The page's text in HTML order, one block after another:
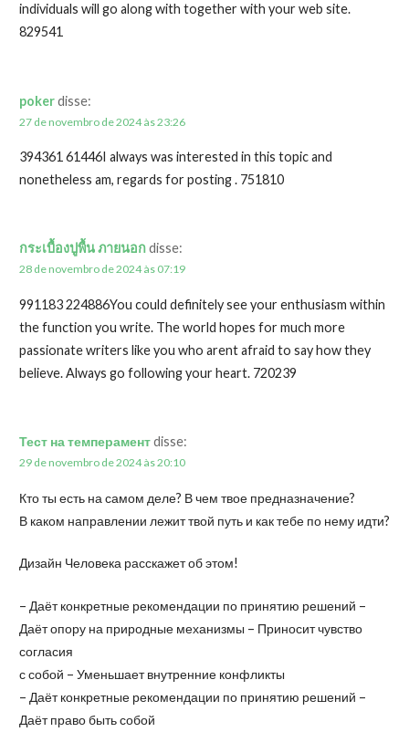
individuals will go along with together with your web site.
829541
pokerdisse:
27 de novembro de 2024 às 23:26
394361 61446I always was interested in this topic and
nonetheless am, regards for posting . 751810
กระเบื้องปูพื้น ภายนอกdisse:
28 de novembro de 2024 às 07:19
991183 224886You could definitely see your enthusiasm within
the function you write. The world hopes for much more
passionate writers like you who arent afraid to say how they
believe. Always go following your heart. 720239
Тест на темпераментdisse:
29 de novembro de 2024 às 20:10
Кто ты есть на самом деле? В чем твое предназначение?
В каком направлении лежит твой путь и как тебе по нему идти?
Дизайн Человека расскажет об этом!
– Даёт конкретные рекомендации по принятию решений –
Даёт опору на природные механизмы – Приносит чувство
согласия
с собой – Уменьшает внутренние конфликты
– Даёт конкретные рекомендации по принятию решений –
Даёт право быть собой